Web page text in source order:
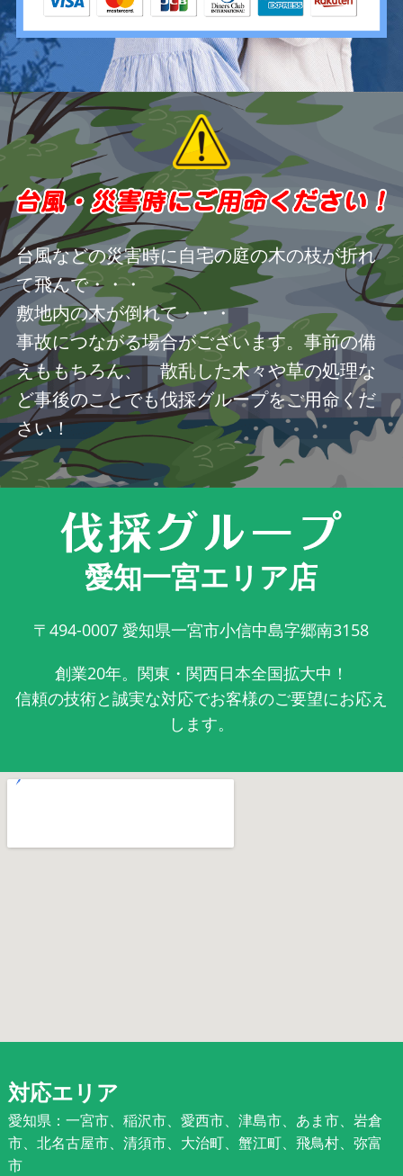
台風などの災害時に自宅の庭の木の枝が折れ
て飛んで・・・
敷地内の木が倒れて・・・
事故につながる場合がございます。事前の備
えももちろん、 散乱した木々や草の処理な
ど事後のことでも伐採グループをご用命くだ
さい！
愛知一宮エリア店
〒494-0007 愛知県一宮市小信中島字郷南3158
創業20年。関東・関西日本全国拡大中！
信頼の技術と誠実な対応でお客様のご要望にお応え
します。
対応エリア
愛知県：一宮市、稲沢市、愛西市、津島市、あま市、岩倉
市、北名古屋市、清須市、大治町、蟹江町、飛鳥村、弥富
市